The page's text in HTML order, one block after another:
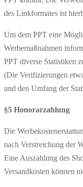
des Linkformates ist
Um dem PPT eine
Werbemaßnahmen
PPT diverse Statistiken
(Die Verifizierungen
und den Umfang der
§5 Honorarzahlung
Die
nach Verstreichung der
Eine Auszahlung des
Versandkosten können